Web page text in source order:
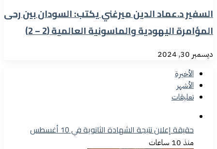
السفير د.عماد الدين ميرغني يكتب: السودان بين رحى
المؤامرة اليهودية والماسونية العالمية (2 – 2)
ديسمبر 30, 2024
الأخيرة
الأشهر
تعليقات
حقيقة إعلان نتيجة الشهادة الثانوية في 10 أغسطس
منذ 10 ساعات